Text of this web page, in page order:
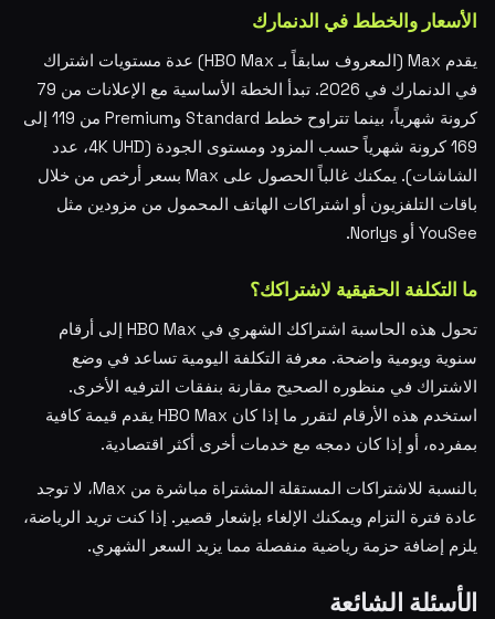
الأسعار والخطط في الدنمارك
يقدم Max (المعروف سابقاً بـ HBO Max) عدة مستويات اشتراك
في الدنمارك في 2026. تبدأ الخطة الأساسية مع الإعلانات من 79
كرونة شهرياً، بينما تتراوح خطط Standard وPremium من 119 إلى
169 كرونة شهرياً حسب المزود ومستوى الجودة (4K UHD، عدد
الشاشات). يمكنك غالباً الحصول على Max بسعر أرخص من خلال
باقات التلفزيون أو اشتراكات الهاتف المحمول من مزودين مثل
YouSee أو Norlys.
ما التكلفة الحقيقية لاشتراكك؟
تحول هذه الحاسبة اشتراكك الشهري في HBO Max إلى أرقام
سنوية ويومية واضحة. معرفة التكلفة اليومية تساعد في وضع
الاشتراك في منظوره الصحيح مقارنة بنفقات الترفيه الأخرى.
استخدم هذه الأرقام لتقرر ما إذا كان HBO Max يقدم قيمة كافية
بمفرده، أو إذا كان دمجه مع خدمات أخرى أكثر اقتصادية.
بالنسبة للاشتراكات المستقلة المشتراة مباشرة من Max، لا توجد
عادة فترة التزام ويمكنك الإلغاء بإشعار قصير. إذا كنت تريد الرياضة،
يلزم إضافة حزمة رياضية منفصلة مما يزيد السعر الشهري.
الأسئلة الشائعة